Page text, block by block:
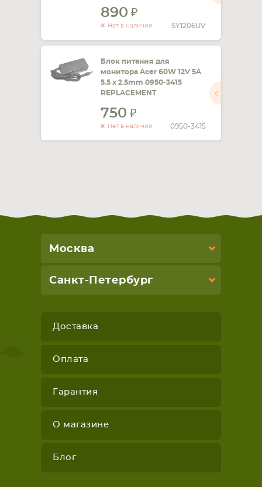
890
Нет в наличии SY1206UV
Блок питания для
монитора Acer 60W 12V 5A
5.5 x 2.5mm 0950-3415
REPLACEMENT
750
Нет в наличии 0950-3415
Москва
Санкт-Петербург
Доставка
Оплата
Гарантия
О магазине
Блог